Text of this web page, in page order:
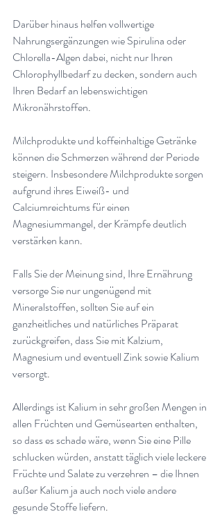
Darüber hinaus helfen vollwertige
Nahrungsergänzungen wie Spirulina oder
Chlorella-Algen dabei, nicht nur Ihren
Chlorophyllbedarf zu decken, sondern auch
Ihren Bedarf an lebenswichtigen
Mikronährstoffen.
Milchprodukte und koffeinhaltige Getränke
können die Schmerzen während der Periode
steigern. Insbesondere Milchprodukte sorgen
aufgrund ihres Eiweiß- und
Calciumreichtums für einen
Magnesiummangel, der Krämpfe deutlich
verstärken kann.
Falls Sie der Meinung sind, Ihre Ernährung
versorge Sie nur ungenügend mit
Mineralstoffen, sollten Sie auf ein
ganzheitliches und natürliches Präparat
zurückgreifen, dass Sie mit Kalzium,
Magnesium und eventuell Zink sowie Kalium
versorgt.
Allerdings ist Kalium in sehr großen Mengen in
allen Früchten und Gemüsearten enthalten,
so dass es schade wäre, wenn Sie eine Pille
schlucken würden, anstatt täglich viele leckere
Früchte und Salate zu verzehren – die Ihnen
außer Kalium ja auch noch viele andere
gesunde Stoffe liefern.